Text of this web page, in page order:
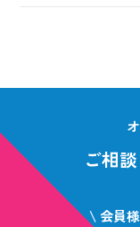
ご相
\ 会員